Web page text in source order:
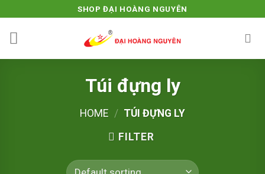
content
SHOP ĐẠI HOÀNG NGUYÊN
Túi đựng ly
HOME / TÚI ĐỰNG LY
FILTER